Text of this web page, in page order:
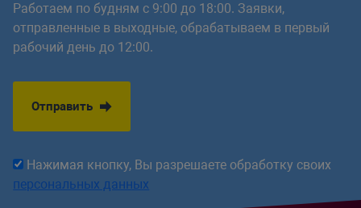
Работаем по будням с 9:00 до 18:00. Заявки,
отправленные в выходные, обрабатываем в первый
рабочий день до 12:00.
Отправить
Нажимая кнопку, Вы разрешаете обработку своих
персональных данных